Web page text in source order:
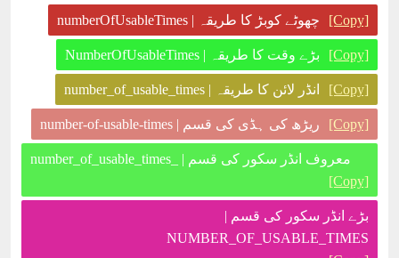
چھوٹے کوبڑ کا طریقہ | numberOfUsableTimes [Copy]
بڑے وقت کا طریقہ | NumberOfUsableTimes [Copy]
انڈر لائن کا طریقہ | number_of_usable_times [Copy]
ریڑھ کی ہڈی کی قسم | number-of-usable-times [Copy]
معروف انڈر سکور کی قسم | _number_of_usable_times
[Copy]
بڑے انڈر سکور کی قسم |
NUMBER_OF_USABLE_TIMES